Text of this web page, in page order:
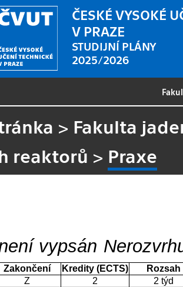
ČESKÉ VYSOKÉ
V PRAZE
STUDIJNÍ PLÁNY
2025/2026
> Fakulta
reaktorů > Praxe
vypsán
Zakončení Kredity (ECTS)
Rozsah
Z 2 2 týd